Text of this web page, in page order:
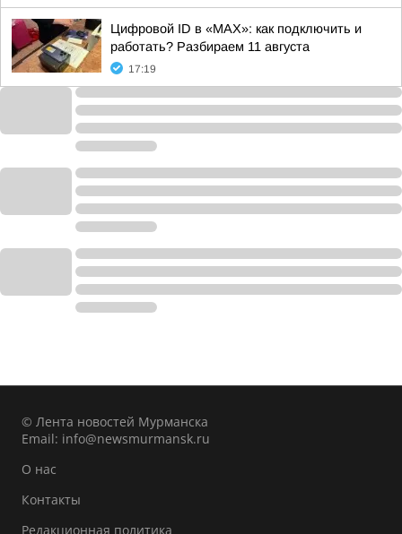
Цифровой ID в «MAX»: как подключить и
работать? Разбираем 11 августа
17:19
© Лента новостей Мурманска
Email: info@newsmurmansk.ru
О нас
Контакты
Редакционная политика